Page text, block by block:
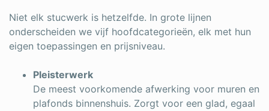
Niet elk stucwerk is hetzelfde. In grote lijnen
onderscheiden we vijf hoofd­categorieën, elk met hun
eigen toepassingen en prijsniveau.
Pleisterwerk
De meest voorkomende afwerking voor muren en
plafonds binnenshuis. Zorgt voor een glad, egaal